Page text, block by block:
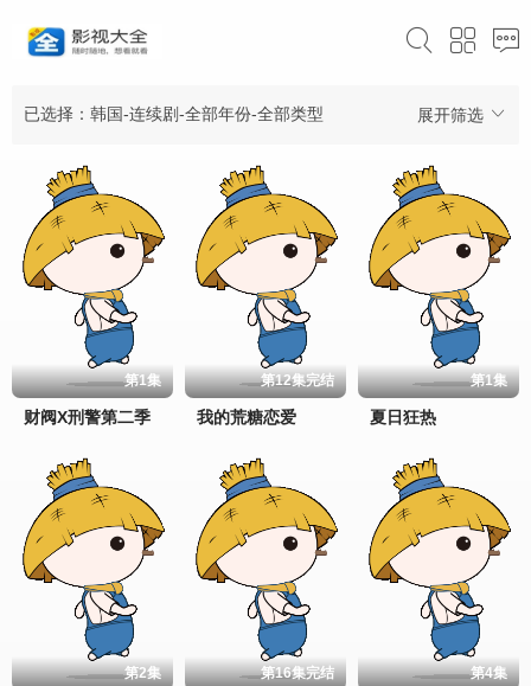
展开筛选
已选择：韩国-连续剧-全部年份-全部类型
第1集
财阀X刑警第二季
第12集完结
我的荒糖恋爱
第1集
夏日狂热
第2集 第16集完结 第4集